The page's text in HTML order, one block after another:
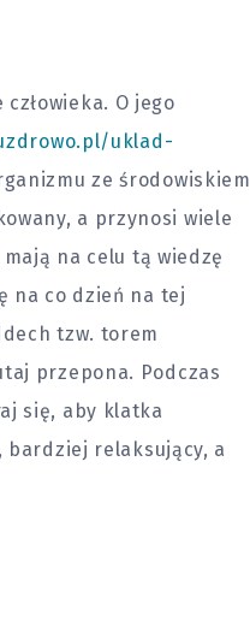
O jego
uklad-
ze środowiskiem
a przynosi wiele
na celu tą wiedzę
na co dzień na tej
tzw. torem
przepona. Podczas
się, aby klatka
bardziej relaksujący, a